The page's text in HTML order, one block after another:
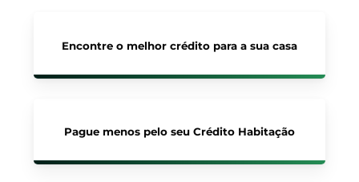
Encontre o melhor crédito para a sua casa
Pague menos pelo seu Crédito Habitação